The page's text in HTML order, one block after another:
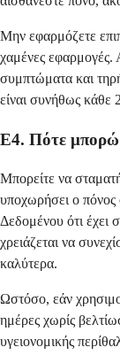
Μην εφαρμόζετε
χαμένες εφαρμογές.
συμπτώματα και
είναι συνήθως κάθε
Ε4. Πότε μπορώ
Μπορείτε να
υποχωρήσει ο πόνος
Δεδομένου ότι έχει
χρειάζεται να
καλύτερα.
Ωστόσο, εάν
ημέρες χωρίς
υγειονομικής